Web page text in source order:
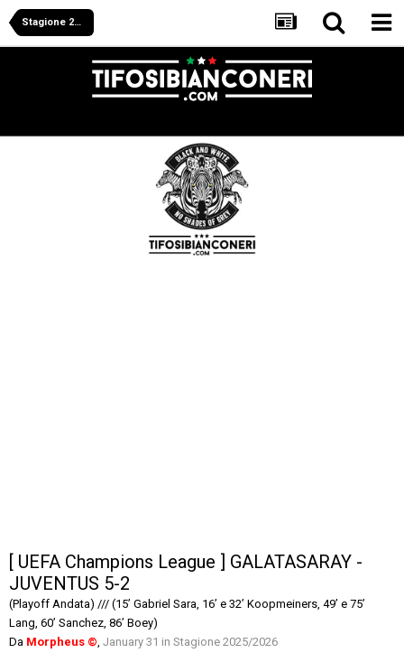
Stagione 2025/2026
[ UEFA Champions League ] GALATASARAY -
JUVENTUS 5-2
(Playoff Andata) /// (15’ Gabriel Sara, 16’ e 32’ Koopmeiners, 49’ e 75’
Lang, 60’ Sanchez, 86’ Boey)
Da Morpheus ©, January 31 in Stagione 2025/2026